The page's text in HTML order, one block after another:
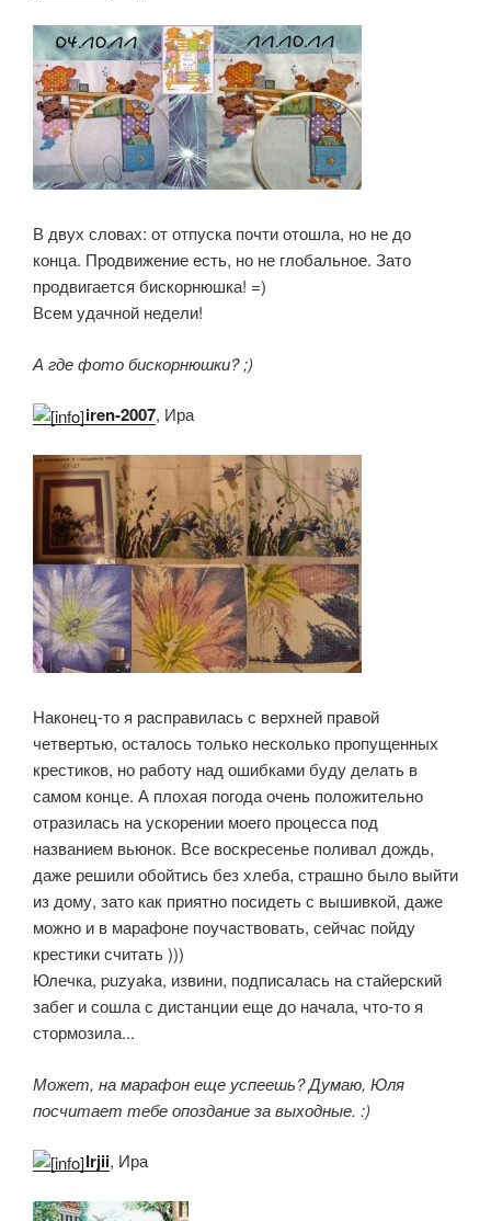
В двух словах: от отпуска почти отошла, но не до
конца. Продвижение есть, но не глобальное. Зато
продвигается бискорнюшка! =)
Всем удачной недели!
А где фото бискорнюшки? ;)
iren-2007, Ира
Наконец-то я расправилась с верхней правой
четвертью, осталось только несколько пропущенных
крестиков, но работу над ошибками буду делать в
самом конце. А плохая погода очень положительно
отразилась на ускорении моего процесса под
названием вьюнок. Все воскресенье поливал дождь,
даже решили обойтись без хлеба, страшно было выйти
из дому, зато как приятно посидеть с вышивкой, даже
можно и в марафоне поучаствовать, сейчас пойду
крестики считать )))
Юлечка, puzyaka, извини, подписалась на стайерский
забег и сошла с дистанции еще до начала, что-то я
стормозила...
Может, на марафон еще успеешь? Думаю, Юля
посчитает тебе опоздание за выходные. :)
Irjii, Ира